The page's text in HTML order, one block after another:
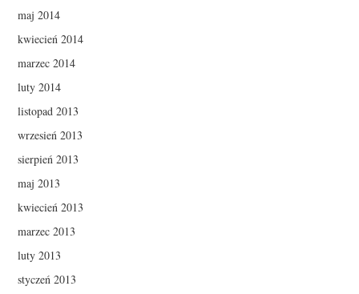
maj 2014
kwiecień 2014
marzec 2014
luty 2014
listopad 2013
wrzesień 2013
sierpień 2013
maj 2013
kwiecień 2013
marzec 2013
luty 2013
styczeń 2013